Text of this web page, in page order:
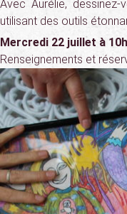
Avec Aurélie,
utilisant des outils
Mercredi 22 juillet à
Renseignements et